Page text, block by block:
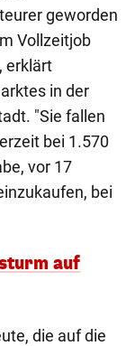
geworden
Vollzeitjob
erklärt
in der
"Sie fallen
bei 1.570
vor 17
bei
auf
die auf die